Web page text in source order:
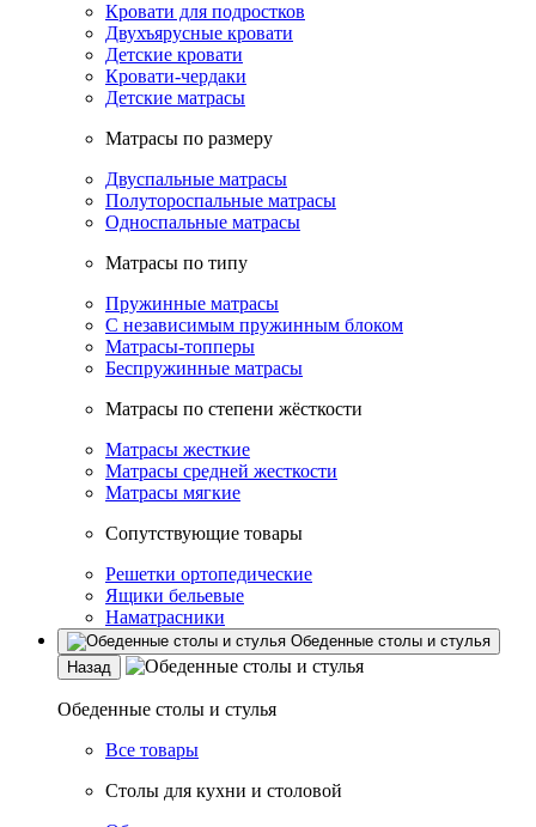
Кровати для подростков
Двухъярусные кровати
Детские кровати
Кровати-чердаки
Детские матрасы
Матрасы по размеру
Двуспальные матрасы
Полутороспальные матрасы
Односпальные матрасы
Матрасы по типу
Пружинные матрасы
С независимым пружинным блоком
Матрасы-топперы
Беспружинные матрасы
Матрасы по степени жёсткости
Матрасы жесткие
Матрасы средней жесткости
Матрасы мягкие
Сопутствующие товары
Решетки ортопедические
Ящики бельевые
Наматрасники
Обеденные столы и стулья
Назад
Обеденные столы и стулья
Все товары
Столы для кухни и столовой